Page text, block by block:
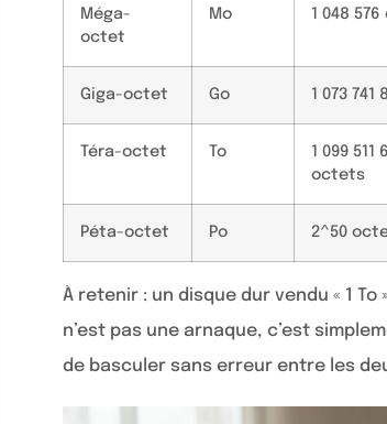
Méga-
octet
Mo 1 048
Giga-octet Go 1 073
Téra-octet To
1 099 511
octets
Péta-octet Po 2^50
À retenir : un disque dur vendu « 1
n’est pas une arnaque, c’est
de basculer sans erreur entre les